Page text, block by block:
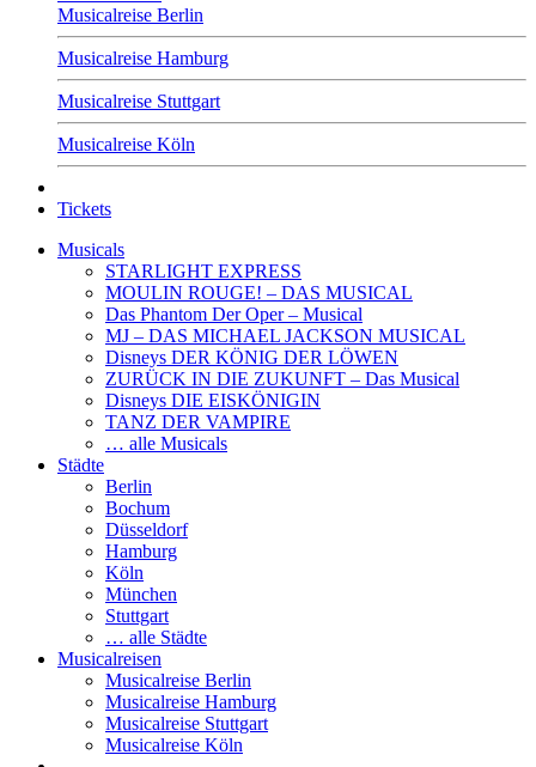
Musicalreise Berlin
Musicalreise Hamburg
Musicalreise Stuttgart
Musicalreise Köln
Tickets
Musicals
STARLIGHT EXPRESS
MOULIN ROUGE! – DAS MUSICAL
Das Phantom Der Oper – Musical
MJ – DAS MICHAEL JACKSON MUSICAL
Disneys DER KÖNIG DER LÖWEN
ZURÜCK IN DIE ZUKUNFT – Das Musical
Disneys DIE EISKÖNIGIN
TANZ DER VAMPIRE
… alle Musicals
Städte
Berlin
Bochum
Düsseldorf
Hamburg
Köln
München
Stuttgart
… alle Städte
Musicalreisen
Musicalreise Berlin
Musicalreise Hamburg
Musicalreise Stuttgart
Musicalreise Köln